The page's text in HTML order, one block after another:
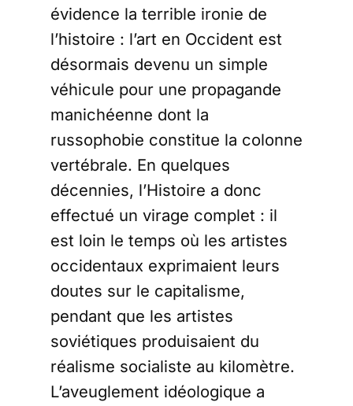
évidence la terrible ironie de
l’histoire : l’art en Occident est
désormais devenu un simple
véhicule pour une propagande
manichéenne dont la
russophobie constitue la colonne
vertébrale. En quelques
décennies, l’Histoire a donc
effectué un virage complet : il
est loin le temps où les artistes
occidentaux exprimaient leurs
doutes sur le capitalisme,
pendant que les artistes
soviétiques produisaient du
réalisme socialiste au kilomètre.
L’aveuglement idéologique a